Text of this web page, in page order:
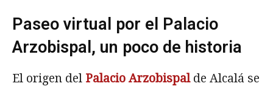
Paseo virtual por el Palacio
Arzobispal, un poco de historia
El origen del Palacio Arzobispal de Alcalá se